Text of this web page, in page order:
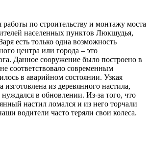
работы по строительству и монтажу моста
населенных пунктов Люкшудья,
есть только одна возможность
центра или города – это
Данное сооружение было построено в
соответствовало современным
в аварийном состоянии. Узкая
изготовлена из деревянного настила,
в обновлении. Из-за того, что
настил ломался и из него торчали
водители часто теряли свои колеса.